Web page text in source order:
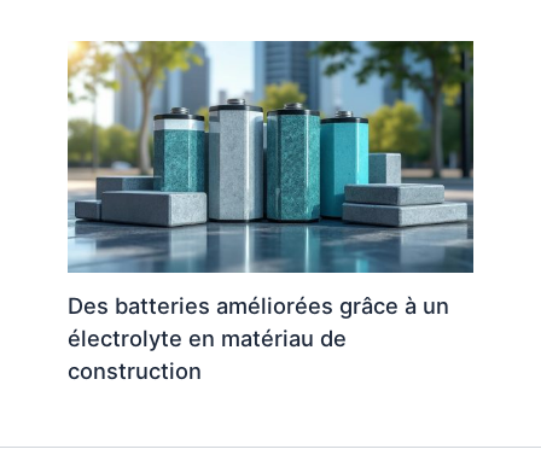
Des batteries améliorées grâce à un
électrolyte en matériau de
construction